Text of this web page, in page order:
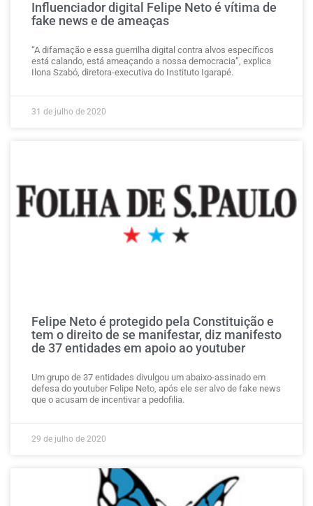
Influenciador digital Felipe Neto é vítima de
fake news e de ameaças
“A difamação e essa guerrilha digital contra alvos específicos
está calando, está ameaçando a nossa democracia”, explica
Ilona Szabó, diretora-executiva do Instituto Igarapé.
31 de julho de 2020
Felipe Neto é protegido pela Constituição e
tem o direito de se manifestar, diz manifesto
de 37 entidades em apoio ao youtuber
Um grupo de 37 entidades divulgou um abaixo-assinado em
defesa do youtuber Felipe Neto, após ele ser alvo de fake news
que o acusam de incentivar a pedofilia.
29 de julho de 2020